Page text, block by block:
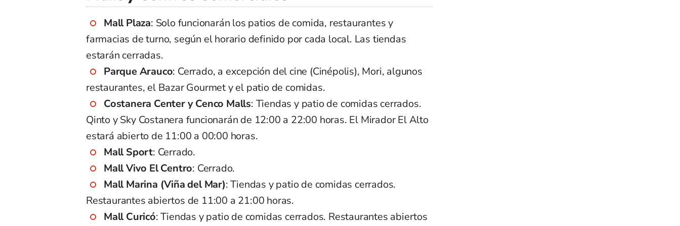
Mall Plaza: Solo funcionarán los patios de comida, restaurantes y
farmacias de turno, según el horario definido por cada local. Las tiendas
estarán cerradas.
Parque Arauco: Cerrado, a excepción del cine (Cinépolis), Mori, algunos
restaurantes, el Bazar Gourmet y el patio de comidas.
Costanera Center y Cenco Malls: Tiendas y patio de comidas cerrados.
Qinto y Sky Costanera funcionarán de 12:00 a 22:00 horas. El Mirador El Alto
estará abierto de 11:00 a 00:00 horas.
Mall Sport: Cerrado.
Mall Vivo El Centro: Cerrado.
Mall Marina (Viña del Mar): Tiendas y patio de comidas cerrados.
Restaurantes abiertos de 11:00 a 21:00 horas.
Mall Curicó: Tiendas y patio de comidas cerrados. Restaurantes abiertos